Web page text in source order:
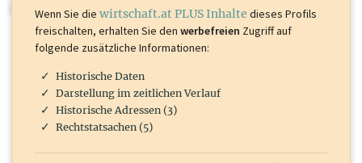
mehr.Wenn Sie die wirtschaft.at PLUS Inhalte dieses Profils
freischalten, erhalten Sie den werbefreien Zugriff auf
folgende zusätzliche Informationen:
Historische Daten
Darstellung im zeitlichen Verlauf
Historische Adressen (3)
Rechtstatsachen (5)